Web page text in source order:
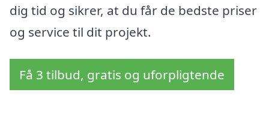
dig tid og sikrer, at du får de bedste priser
og service til dit projekt.
Få 3 tilbud, gratis og uforpligtende